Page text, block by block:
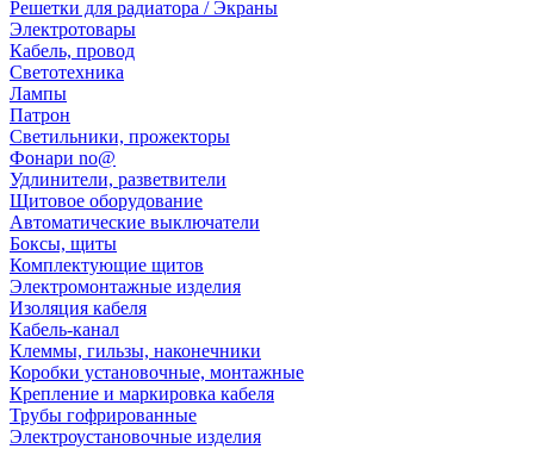
Решетки для радиатора / Экраны
Электротовары
Кабель, провод
Светотехника
Лампы
Патрон
Светильники, прожекторы
Фонари no@
Удлинители, разветвители
Щитовое оборудование
Автоматические выключатели
Боксы, щиты
Комплектующие щитов
Электромонтажные изделия
Изоляция кабеля
Кабель-канал
Клеммы, гильзы, наконечники
Коробки установочные, монтажные
Крепление и маркировка кабеля
Трубы гофрированные
Электроустановочные изделия